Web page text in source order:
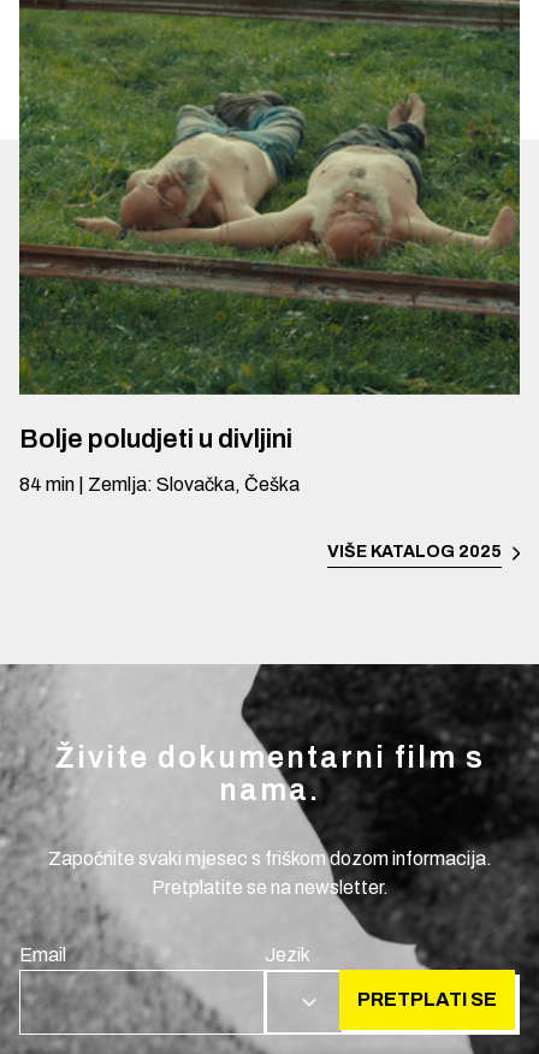
Bolje poludjeti u divljini
84 min Zemlja: Slovačka, Češka
VIŠE KATALOG 2025
Živite dokumentarni film s
nama.
Započnite svaki mjesec s friškom dozom informacija.
Pretplatite se na newsletter.
Email Jezik
HR PRETPLATI SE